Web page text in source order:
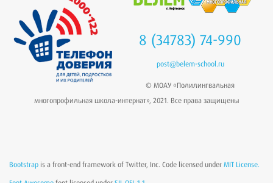
8 (34783) 74-990
post@belem-school.ru
© МОАУ «Полилингвальная
многопрофильная школа-интернат», 2021. Все права защищены
Bootstrap is a front-end framework of Twitter, Inc. Code licensed under MIT License.